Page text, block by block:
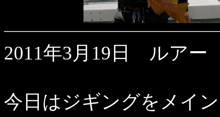
2011年3月19日 ルアー
今日はジギングをメイ